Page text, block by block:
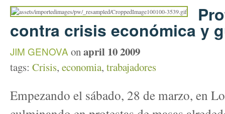
contra crisis económica y
JIM GENOVA onapril 10 2009
tags: Crisis, economia, trabajadores
Empezando el sábado, 28 de marzo, en